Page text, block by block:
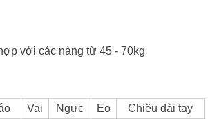
với các nàng từ 45 - 70kg
Vai Ngực Eo
Chiều dài tay